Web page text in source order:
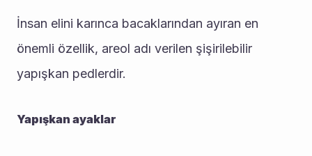
İnsan elini karınca bacaklarından ayıran en
önemli özellik, areol adı verilen şişirilebilir
yapışkan pedlerdir.
Yapışkan ayaklar